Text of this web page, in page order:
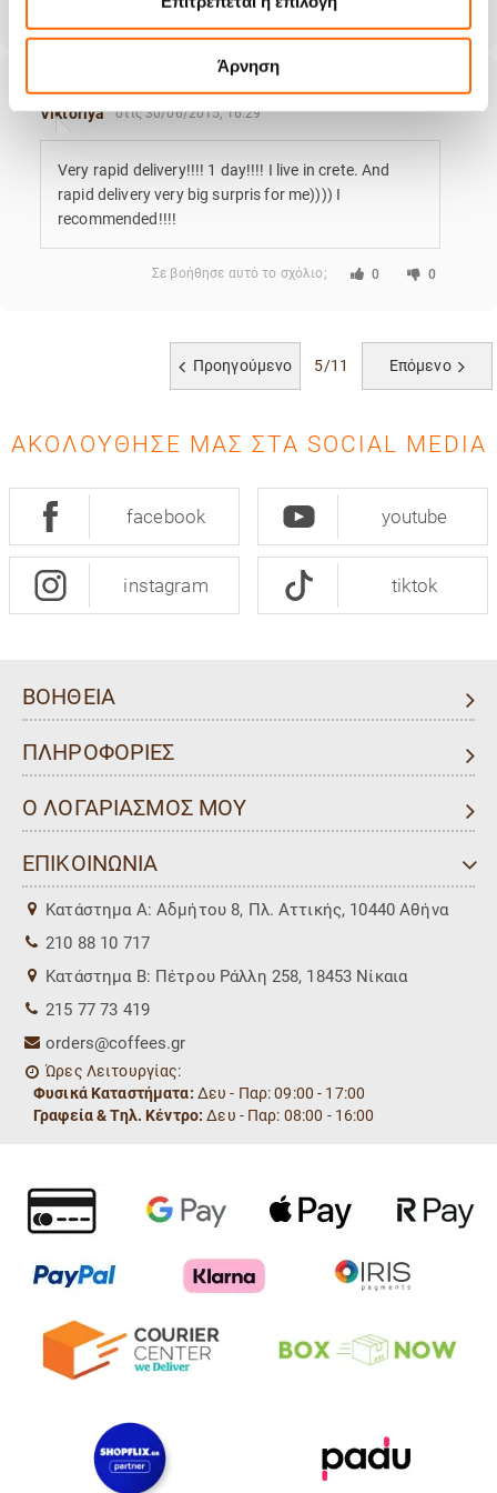
Άρνηση
συσκευασία ήταν επίσης πολύ προσεγμένη,
απόδειξη και παραστατικό σε φάκελο κλπ.
Νομίζω πως πρόκειται για πολύ καλούς
ενόψει του νέου ειδικού φόρου στον καφέ.
Σε βοήθησε αυτό το σχόλιο;
Viktoriya στις 30/06/2015, 16:29
Very rapid delivery!!!! 1 day!!!! I live in crete. And
rapid delivery very big surpris for me)))) I
recommended!!!!
Σε βοήθησε αυτό το σχόλιο; 0 0
Προηγούμενο 5/11 Επόμενο
ΑΚΟΛΟΎΘΗΣΈ ΜΑΣ ΣΤΑ SOCIAL MEDIA
facebook youtube
instagram tiktok
ΒΟΗΘΕΙΑ
ΠΛΗΡΟΦΟΡΙΕΣ
Ο ΛΟΓΑΡΙΑΣΜΟΣ ΜΟΥ
ΕΠΙΚΟΙΝΩΝΙΑ
Kατάστημα Α: Αδμήτου 8, Πλ. Αττικής, 10440 Αθήνα
210 88 10 717
Kατάστημα Β: Πέτρου Ράλλη 258, 18453 Νίκαια
215 77 73 419
orders@coffees.gr
Ώρες Λειτουργίας:
Φυσικά Καταστήματα: Δευ - Παρ: 09:00 - 17:00
Γραφεία & Τηλ. Κέντρο: Δευ - Παρ: 08:00 - 16:00